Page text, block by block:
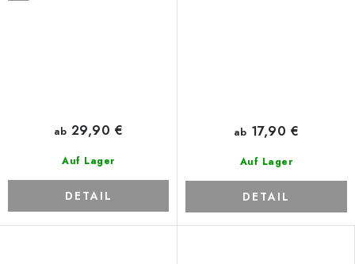
Auf Lager
ab 29,90 €
DETAIL
Auf Lager
ab 17,90 €
DETAIL